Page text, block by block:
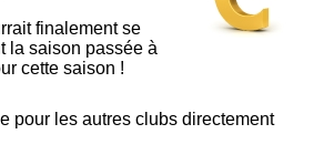
finalement se
la saison passée à
cette saison !
pour les autres clubs directement